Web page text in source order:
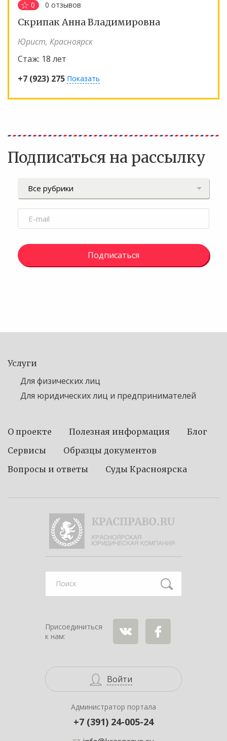
0 0 отзывов
Скрипак Анна Владимировна
Юрист, Красноярск
Стаж: 18 лет
+7 (923) 275 Показать
Подписаться на рассылку
Подписаться
Услуги
Для физических лиц
Для юридических лиц и предпринимателей
О проекте Полезная информация
Блог
Сервисы
Образцы документов
Вопросы и ответы
Суды Красноярска
Присоединиться
к нам:
Войти
Администратор портала
+7 (391) 24-005-24